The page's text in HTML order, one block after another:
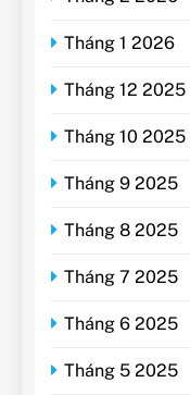
Tháng 1 2026
Tháng 12 2025
Tháng 10 2025
Tháng 9 2025
Tháng 8 2025
Tháng 7 2025
Tháng 6 2025
Tháng 5 2025